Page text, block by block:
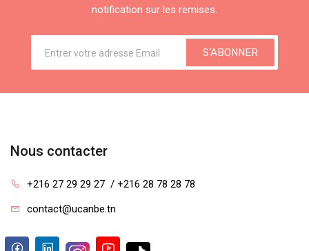
notification sur les remises.
S'ABONNER
Nous contacter
+216 27 29 29 27  / +216 28 78 28 78
contact@ucanbe.tn